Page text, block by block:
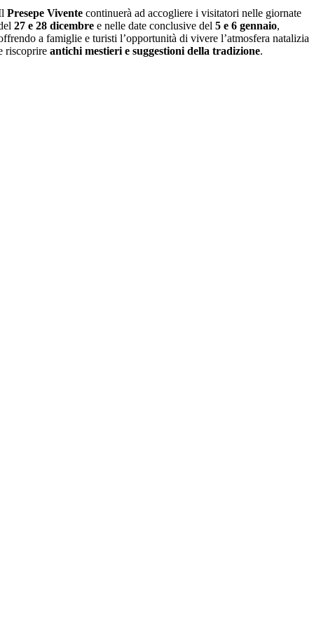
Presepe Vivente continuerà ad accogliere i visitatori nelle giornate
27 e 28 dicembre e nelle date conclusive del5 e 6 gennaio,
a famiglie e turisti l’opportunità di vivere l’atmosfera natalizia
riscoprireantichi mestieri e suggestioni della tradizione.